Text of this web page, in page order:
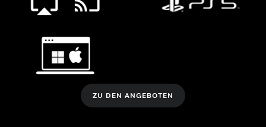
ZU DEN ANGEBOTEN